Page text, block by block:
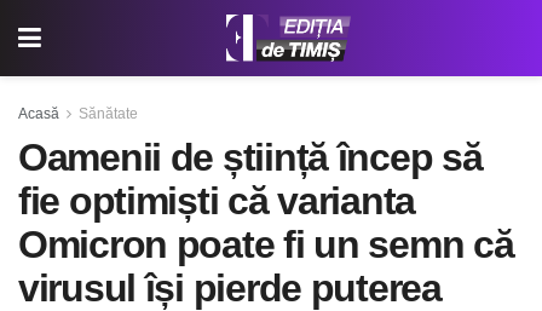
Acasă Sănătate
Oamenii de știință încep să
fie optimiști că varianta
Omicron poate fi un semn că
virusul își pierde puterea